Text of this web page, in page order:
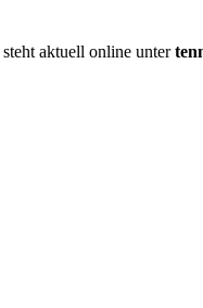
steht aktuell online unter